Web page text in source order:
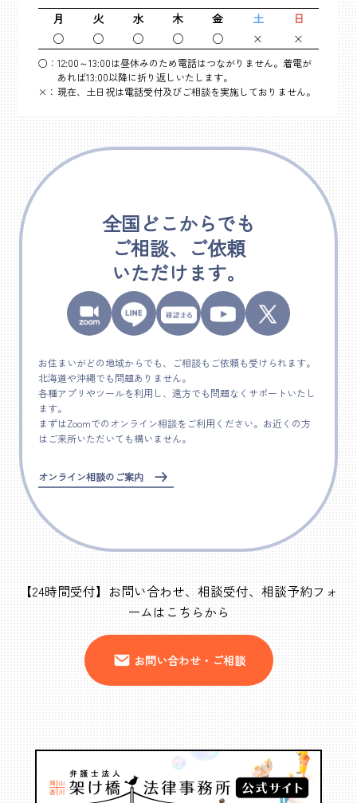
月 火 水 木 金 土
日
○
○ ○ ○ ○ × ×
○： 12:00～13:00は昼休みのため電話はつながりません。着電が
あれば13:00以降に折り返しいたします。
×： 現在、土日祝は電話受付及びご相談を実施しておりません。
全国どこからでも
ご相談、ご依頼
いただけます。
お住まいがどの地域からでも、ご相談もご依頼も受けられます。
北海道や沖縄でも問題ありません。
各種アプリやツールを利用し、遠方でも問題なくサポートいたし
ます。
まずはZoomでのオンライン相談をご利用ください。お近くの方
はご来所いただいても構いません。
オンライン相談のご案内
【24時間受付】お問い合わせ、相談受付、相談予約フォ
ームはこちらから
お問い合わせ・ご相談